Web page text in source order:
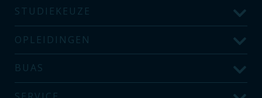
STUDIEKEUZE
OPLEIDINGEN
BUAS